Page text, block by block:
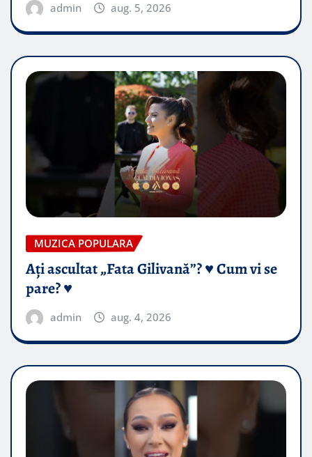
admin aug. 5, 2026
MUZICA POPULARA
Ați ascultat „Fata Gilivană”? ♥️ Cum vi se
pare? ♥️
admin aug. 4, 2026